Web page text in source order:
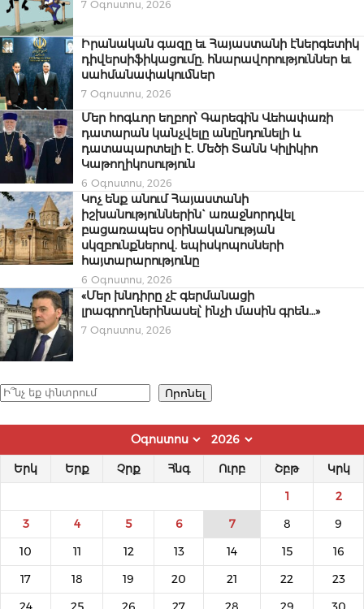
7 Օգոստոս, 2026
Իրանական գազը եւ Հայաստանի էներգետիկ
դիվերսիֆիկացումը. հնարավորություններ եւ
սահմանափակումներ
7 Օգոստոս, 2026
Մեր հոգևոր եղբոր՝ Գարեգին Վեհափառի
դատարան կանչվելը անընդունելի և
դատապարտելի է. Մեծի Տանն Կիլիկիո
Կաթողիկոսություն
6 Օգոստոս, 2026
Կոչ ենք անում Հայաստանի
իշխանություններին` առաջնորդվել
բացառապես օրինականության
սկզբունքներով. եպիսկոպոսների
հայտարարությունը
6 Օգոստոս, 2026
«Մեր խնդիրը չէ գերմանացի
լրագրողներինասել՝ ինչի մասին գրեն…»
7 Օգոստոս, 2026
Որոնել Որոնել
Երկ Երք Չրք Հնգ Ուրբ Շբթ Կրկ
1 2
3 4 5 6 7 8 9
10 11 12 13 14 15 16
17 18 19 20 21 22 23